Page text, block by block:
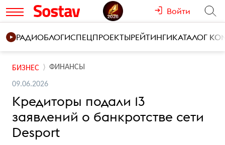
Войти
РАДИОБЛОГИСПЕЦПРОЕКТЫРЕЙТИНГИКАТАЛОГ
БИЗНЕС ФИНАНСЫ
09.06.2026
Кредиторы подали 13
заявлений о банкротстве сети
Desport